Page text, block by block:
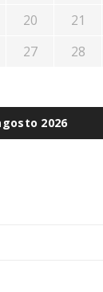
2026
20 21
27 28